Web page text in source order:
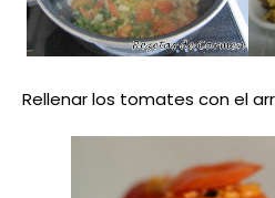
Rellenar los tomates con el